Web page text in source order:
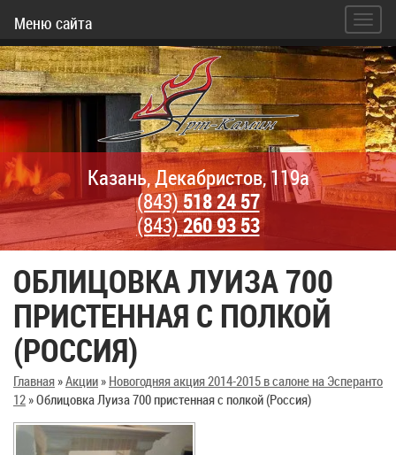
Меню сайта
Казань, Декабристов, 119а
(843)518 24 57
(843)260 93 53
ОБЛИЦОВКА ЛУИЗА 700
ПРИСТЕННАЯ С ПОЛКОЙ
(РОССИЯ)
Главная»Акции» Новогодняя акция 2014-2015 в салоне на Эсперанто
12»Облицовка Луиза 700 пристенная с полкой (Россия)